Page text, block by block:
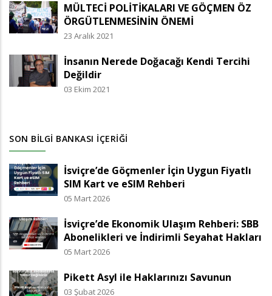
MÜLTECİ POLİTİKALARI VE GÖÇMEN ÖZ
ÖRGÜTLENMESİNİN ÖNEMİ
23 Aralık 2021
İnsanın Nerede Doğacağı Kendi Tercihi
Değildir
03 Ekim 2021
SON BILGI BANKASI İÇERIĞI
İsviçre’de Göçmenler İçin Uygun Fiyatlı
SIM Kart ve eSIM Rehberi
05 Mart 2026
İsviçre’de Ekonomik Ulaşım Rehberi: SBB
Abonelikleri ve İndirimli Seyahat Hakları
05 Mart 2026
Pikett Asyl ile Haklarınızı Savunun
03 Şubat 2026